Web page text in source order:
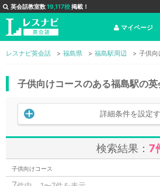
英会話教室数19,117校掲載！
マイページ
レスナビ英会話 福島県 福島駅周辺 子供向
子供向けコースのある福島駅の
詳細条件を設定
検索結果： 7
子供向けコース